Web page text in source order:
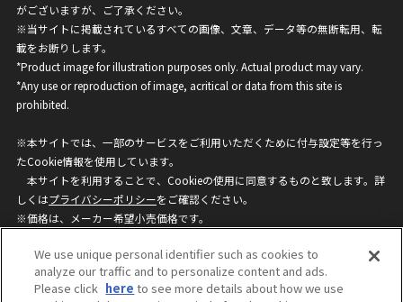
がございますが、ご了承ください。
※当サイトに掲載されているすべての画像、文章、データ等の無断転用、転
載をお断りします。
*Product image for illustration purposes only. Actual product may vary.
*Any use or reproduction of image, acritical or data from this site is
prohibited.
※本サイトでは、一部のサービスをご利用いただくために付与設定等を行っ
たCookie情報を使用しています。
本サイトを利用することで、Cookieの使用に同意するものと致します。詳
しくはプライバシーポリシーをご確認ください。
※価格は、メーカー希望小売価格です。
ざいますのでご了承ください。
We use unique personal identifier such as cookies to
analyze our traffic and to personalize content and ads.
Please click here to see more details about how we use